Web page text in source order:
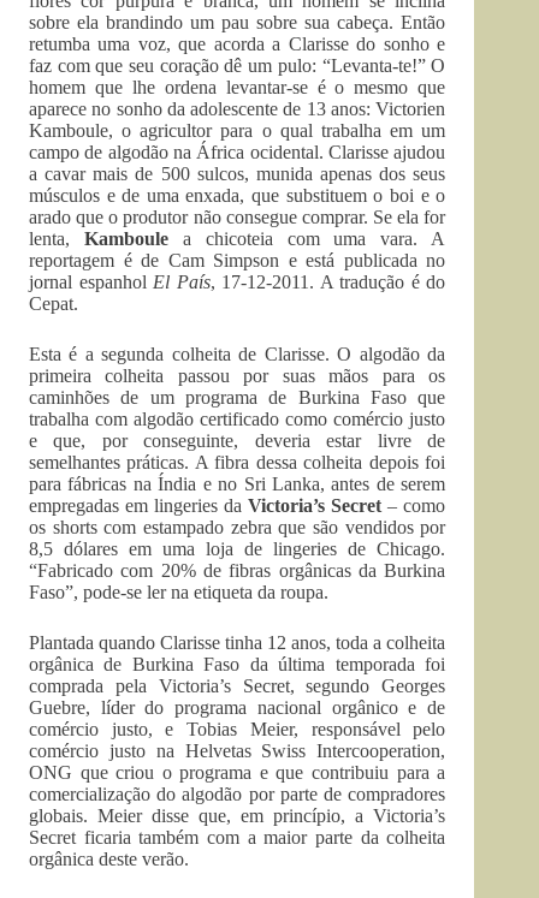
sobre ela brandindo um pau sobre sua cabeça. Então
retumba uma voz, que acorda a Clarisse do sonho e
faz com que seu coração dê um pulo: “Levanta-te!” O
homem que lhe ordena levantar-se é o mesmo que
aparece no sonho da adolescente de 13 anos: Victorien
Kamboule, o agricultor para o qual trabalha em um
campo de algodão na África ocidental. Clarisse ajudou
a cavar mais de 500 sulcos, munida apenas dos seus
músculos e de uma enxada, que substituem o boi e o
arado que o produtor não consegue comprar. Se ela for
lenta, Kamboule a chicoteia com uma vara. A
reportagem é de Cam Simpson e está publicada no
jornal espanhol El País, 17-12-2011. A tradução é do
Cepat.
Esta é a segunda colheita de Clarisse. O algodão da
primeira colheita passou por suas mãos para os
caminhões de um programa de Burkina Faso que
trabalha com algodão certificado como comércio justo
e que, por conseguinte, deveria estar livre de
semelhantes práticas. A fibra dessa colheita depois foi
para fábricas na Índia e no Sri Lanka, antes de serem
empregadas em lingeries daVictoria’s Secret – como
os shorts com estampado zebra que são vendidos por
8,5 dólares em uma loja de lingeries de Chicago.
“Fabricado com 20% de fibras orgânicas da Burkina
Faso”, pode-se ler na etiqueta da roupa.
Plantada quando Clarisse tinha 12 anos, toda a colheita
orgânica de Burkina Faso da última temporada foi
comprada pela Victoria’s Secret, segundo Georges
Guebre, líder do programa nacional orgânico e de
comércio justo, e Tobias Meier, responsável pelo
comércio justo na Helvetas Swiss Intercooperation,
ONG que criou o programa e que contribuiu para a
comercialização do algodão por parte de compradores
globais. Meier disse que, em princípio, a Victoria’s
Secret ficaria também com a maior parte da colheita
orgânica deste verão.